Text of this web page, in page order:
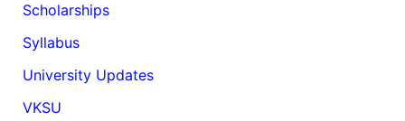
Scholarships
Syllabus
University Updates
VKSU